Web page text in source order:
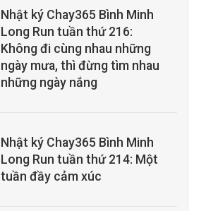
Nhật ký Chay365 Bình Minh
Long Run tuần thứ 216:
Không đi cùng nhau những
ngày mưa, thì đừng tìm nhau
những ngày nắng
Nhật ký Chay365 Bình Minh
Long Run tuần thứ 214: Một
tuần đầy cảm xúc